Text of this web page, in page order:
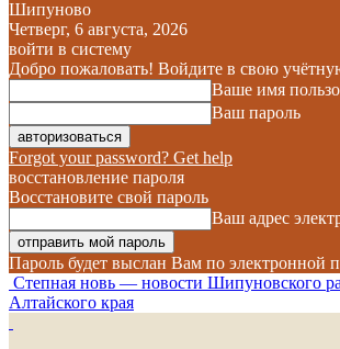
Шипуново
Четверг, 6 августа, 2026
войти в систему
Добро пожаловать! Войдите в свою
Ваше имя
Ваш пароль
Forgot your password? Get help
восстановление пароля
Восстановите свой пароль
Ваш адрес
Пароль будет выслан Вам по электронной
Степная новь — новости Шипуновского
Алтайского края